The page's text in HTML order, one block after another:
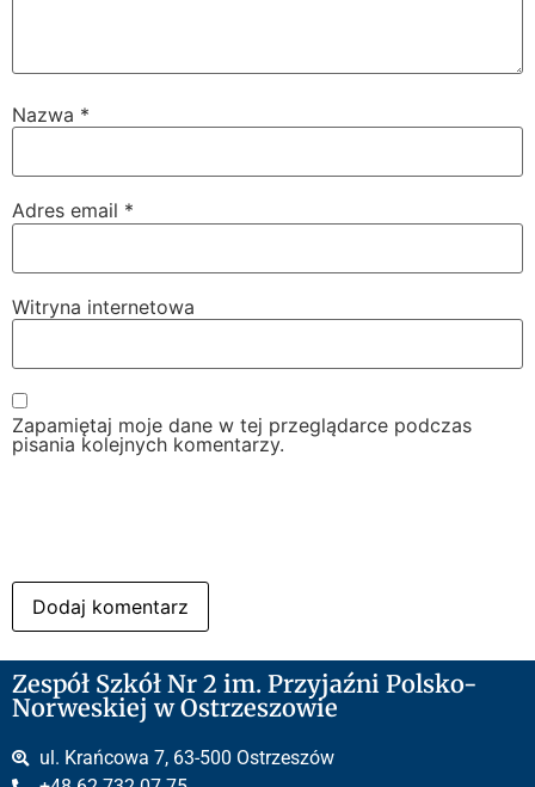
Nazwa *
Adres email *
Witryna internetowa
Zapamiętaj moje dane w tej przeglądarce podczas
pisania kolejnych komentarzy.
Zespół Szkół Nr 2 im. Przyjaźni Polsko-
Norweskiej w Ostrzeszowie
ul. Krańcowa 7, 63-500 Ostrzeszów